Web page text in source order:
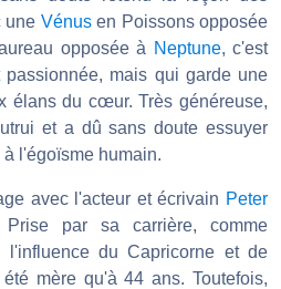
une Vénusen Poissons opposée
opposée à Neptune, c'est
mais qui garde une
élans du cœur. Très généreuse,
et a dû sans doute essuyer
l'égoïsme humain.
avec l'acteur et écrivain Peter
par sa carrière, comme
l'influence du Capricorne et de
mère qu'à 44 ans. Toutefois,